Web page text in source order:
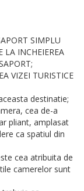
SIMPLU
LA INCHEIEREA
VIZEI TURISTICE
destinatie;
cea de-a
pliant, amplasat
ca spatiul din
cea atribuita de
camerelor sunt